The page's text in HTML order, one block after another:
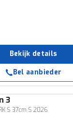
Bekijk details
Bel aanbieder
3
S 37cm S 2026